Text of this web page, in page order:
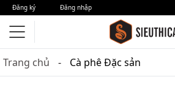
Đăng ký Đăng nhập
Trang chủ Cà phê Đặc sản